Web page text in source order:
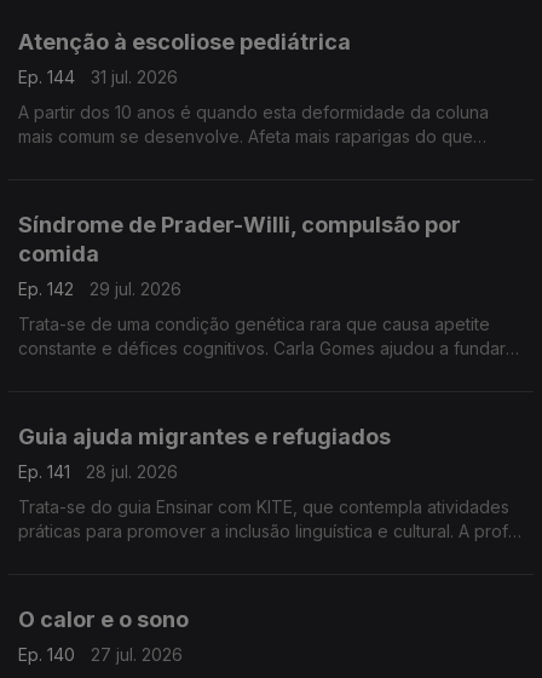
Atenção à escoliose pediátrica
Ep. 144
31 jul. 2026
A partir dos 10 anos é quando esta deformidade da coluna
mais comum se desenvolve. Afeta mais raparigas do que
Síndrome de Prader-Willi, compulsão por
comida
Ep. 142
29 jul. 2026
Trata-se de uma condição genética rara que causa apetite
constante e défices cognitivos. Carla Gomes ajudou a fundar
Guia ajuda migrantes e refugiados
Ep. 141
28 jul. 2026
Trata-se do guia Ensinar com KITE, que contempla atividades
práticas para promover a inclusão linguística e cultural. A prof
O calor e o sono
Ep. 140
27 jul. 2026